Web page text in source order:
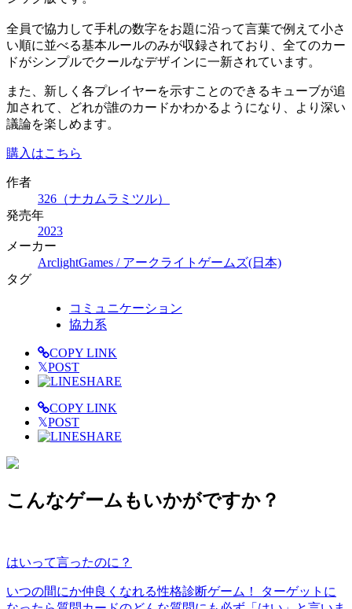
全員で協力して手札の数字をお題に沿って言葉で例えて小さ
い順に並べる基本ルールのみが収録されており、全てのカー
ドがシンプルでクールなデザインに一新されています。
また、新しく各プレイヤーを示すことのできるキューブが追
加されて、どれが誰のカードかわかるようになり、より深い
議論を楽しめます。
購入はこちら
作者
326（ナカムラミツル）
発売年
2023
メーカー
ArclightGames / アークライトゲームズ(日本)
タグ
コミュニケーション
協力系
COPY LINK
𝕏POST
SHARE
COPY LINK
𝕏POST
SHARE
こんなゲームもいかがですか？
はいって言ったのに？
いつの間にか仲良くなれる性格診断ゲーム！ ターゲットに